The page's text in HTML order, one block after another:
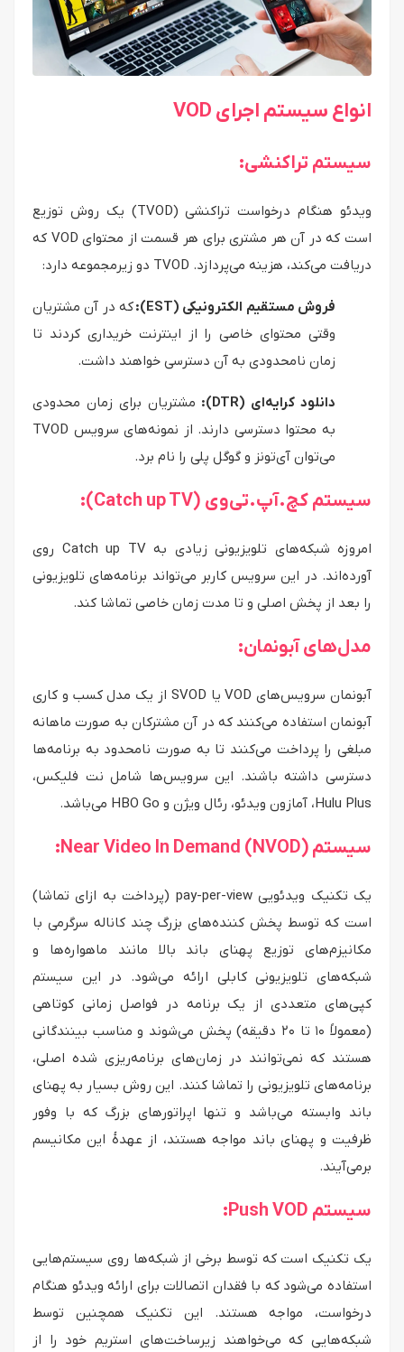
انواع سیستم اجرای VOD
سیستم تراکنشی:
ویدئو هنگام درخواست تراکنشی (TVOD) یک روش توزیع
است که در آن هر مشتری برای هر قسمت از محتوای VOD که
دریافت می‌کند، هزینه می‌پردازد. TVOD دو زیرمجموعه دارد:
فروش مستقیم الکترونیکی (EST):
که در آن مشتریان
وقتی محتوای خاصی را از اینترنت خریداری کردند تا
زمان نامحدودی به آن دسترسی خواهند داشت.
دانلود کرایه‌ای (DTR):
مشتریان برای زمان محدودی
به محتوا دسترسی دارند. از نمونه‌های سرویس TVOD
می‌توان آی‌تونز و گوگل پلی را نام برد.
سیستم کچ.آپ.تی‌وی (Catch up TV):
امروزه شبکه‌های تلویزیونی زیادی به Catch up TV روی
آورده‌اند. در این سرویس کاربر می‌تواند برنامه‌های تلویزیونی
را بعد از پخش اصلی و تا مدت زمان خاصی تماشا کند.
مدل‌های آبونمان:
آبونمان سرویس‌های VOD یا SVOD از یک مدل کسب و کاری
آبونمان استفاده می‌کنند که در آن مشترکان به صورت ماهانه
مبلغی را پرداخت می‌کنند تا به صورت نامحدود به برنامه‌ها
دسترسی داشته باشند. این سرویس‌ها شامل نت فلیکس،
Hulu Plus، آمازون ویدئو، رئال ویژن و HBO Go می‌باشد.
سیستم Near Video In Demand (NVOD):
یک تکنیک ویدئویی pay-per-view (پرداخت به ازای تماشا)
است که توسط پخش کننده‌های بزرگ چند کاناله سرگرمی با
مکانیزم‌های توزیع پهنای باند بالا مانند ماهواره‌ها و
شبکه‌های تلویزیونی کابلی ارائه می‌شود. در این سیستم
کپی‌های متعددی از یک برنامه در فواصل زمانی کوتاهی
(معمولاً ۱۰ تا ۲۰ دقیقه) پخش می‌شوند و مناسب بینندگانی
هستند که نمی‌توانند در زمان‌های برنامه‌ریزی شده اصلی،
برنامه‌های تلویزیونی را تماشا کنند. این روش بسیار به پهنای
باند وابسته می‌باشد و تنها اپراتورهای بزرگ که با وفور
ظرفیت و پهنای باند مواجه هستند، از عهدهٔ این مکانیسم
برمی‌آیند.
سیستم Push VOD:
یک تکنیک است که توسط برخی از شبکه‌ها روی سیستم‌هایی
استفاده می‌شود که با فقدان اتصالات برای ارائه ویدئو هنگام
درخواست، مواجه هستند. این تکنیک همچنین توسط
شبکه‌هایی که می‌خواهند زیرساخت‌های استریم خود را از